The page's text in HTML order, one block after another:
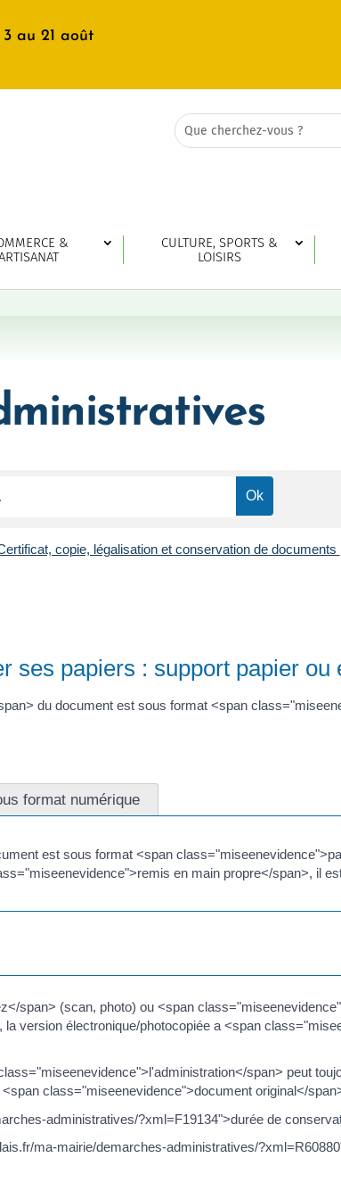
au 21 août
Rechercher:
Search
for...
&
CULTURE, SPORTS &
LOISIRS
copie, légalisation et conservation de documents
ses papiers : support papier ou
du document est sous format <span
format numérique
est sous format <span
en main propre</span>, il
span> (scan, photo) ou <span
version électronique/photocopiée a <span
span> peut
class="miseenevidence">document original</
administratives/?xml=F19134">durée de
ma-mairie/demarches-administratives/